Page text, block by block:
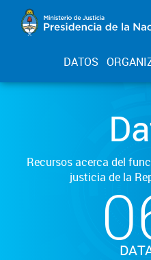
DATOS
Recursos acerca del
justicia de la